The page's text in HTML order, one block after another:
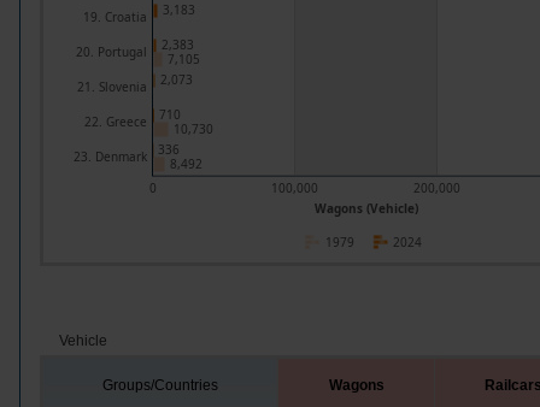
Wagons (Vehicle)
0 100,000 200,000
19. Croatia
20. Portugal
21. Slovenia
22. Greece
23. Denmark
3,183
2,383
2,073
710
336
7,105
10,730
8,492
2024
1979
Vehicle
Groups/Countries Wagons